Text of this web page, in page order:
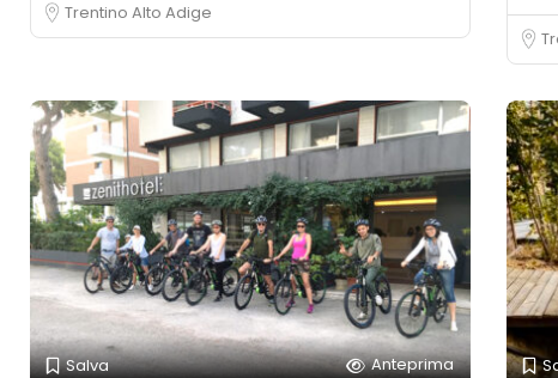
Trentino Alto Adige
Salva Anteprima